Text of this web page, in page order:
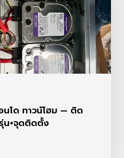
โด ทาวน์โฮม — ติด
น+จุดติดตั้ง